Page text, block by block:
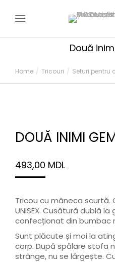
You are here:
Home Tricouri Seturi pentru
Două
DOUĂ INIMI
493,00 MDL
Tricou cu mâneca scurtă.
UNISEX. Cusătură dublă
confecționat din bumbac
Sunt plăcute și moi la
corp. După spălare stofa
strânge, nu se lărgește.